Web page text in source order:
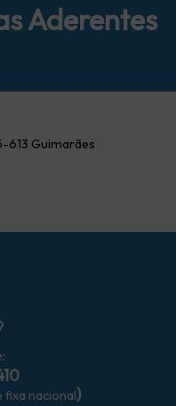
Aderentes
613 Guimarães
fixa nacional)